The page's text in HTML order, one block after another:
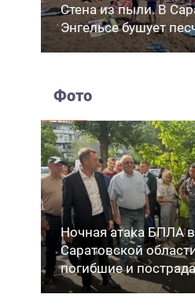
Стена из пыли. В
Энгельсе бушует
Фото
Ночная атака БПЛА в
Саратовской
погибшие и